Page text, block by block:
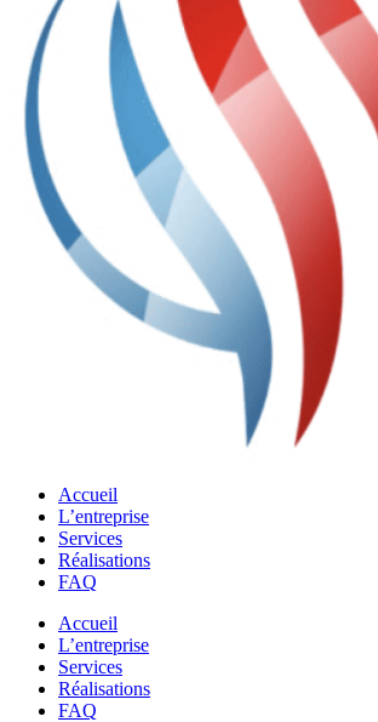
Accueil
L’entreprise
Services
Réalisations
FAQ
Accueil
L’entreprise
Services
Réalisations
FAQ